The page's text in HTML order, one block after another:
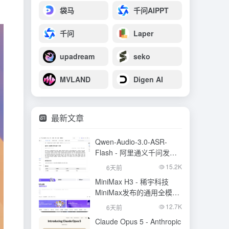
袋马 千问AIPPT
千问 Laper
upadream seko
MVLAND Digen AI
最新文章
Qwen-Audio-3.0-ASR-
Flash - 阿里通义千问发布
的语音识别大模型
6天前 15.2K
MiniMax H3 - 稀宇科技
MiniMax发布的通用全模态
生成模型
6天前 12.7K
Claude Opus 5 - Anthropic